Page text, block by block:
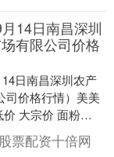
14日南昌深圳
有限公司价格
14日南昌深圳农产
司价格行情）美美
大宗价 面粉
股票配资十倍网